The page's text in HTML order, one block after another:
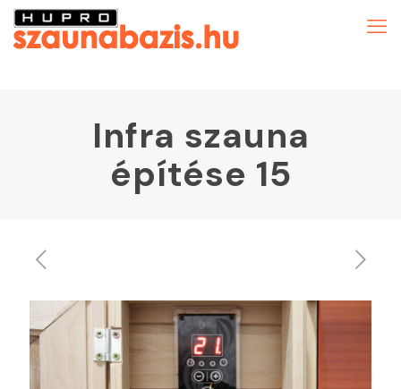
Infra szauna
építése 15